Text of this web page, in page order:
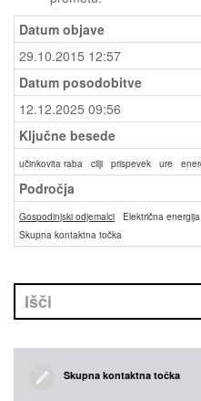
Datum objave
29.10.2015 12:57
Datum posodobitve
12.12.2025 09:56
Ključne besede
učinkovita raba cilji prispevek ure
Področja
Gospodinjski odjemalci Električna energija
Skupna kontaktna točka
Skupna kontaktna točka